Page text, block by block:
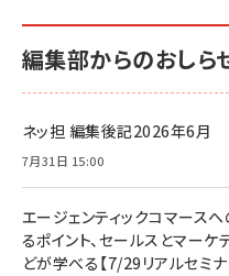
編集部からのおしら
ネッ担 編集後記2026年6月
7月31日 15:00
エージェンティックコマース
るポイント、セールスとマー
どが学べる【7/29リアルセミナ